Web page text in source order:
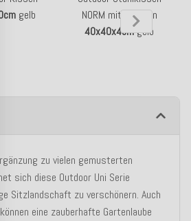
gelb
NORM mit Bändern
40x40x4cmgelb
zu vielen gemusterten
sich diese Outdoor Uni Serie
Sitzlandschaft zu verschönern. Auch
eine zauberhafte Gartenlaube